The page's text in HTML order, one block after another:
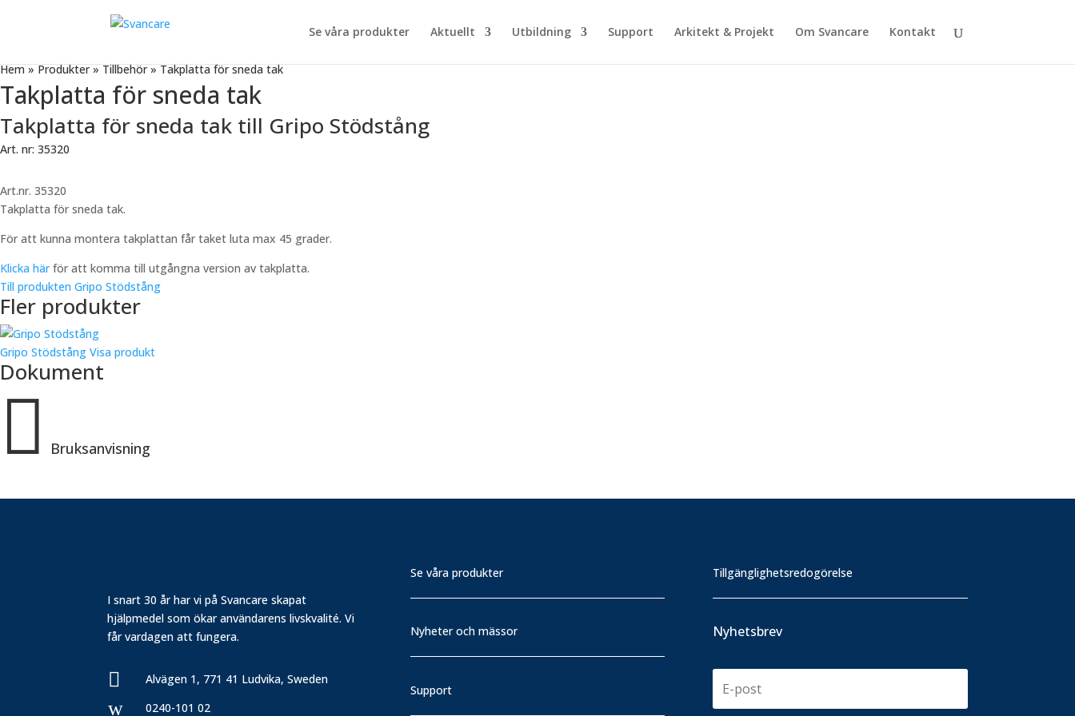
Se våra produkter Aktuellt Utbildning Support Arkitekt & Projekt Om Svancare Kontakt
Hem»Produkter»Tillbehör»Takplatta för sneda tak
Takplatta för sneda tak
Takplatta för sneda tak till Gripo Stödstång
Art. nr: 35320
Art.nr. 35320
Takplatta för sneda tak.
För att kunna montera takplattan får taket luta max 45 grader.
Klicka härför att komma till utgångna version av takplatta.
Till produkten Gripo Stödstång
Fler produkter
Gripo Stödstång Visa produkt
Dokument
 Bruksanvisning
I snart 30 år har vi på Svancare skapat
hjälpmedel som ökar användarens livskvalité. Vi
får vardagen att fungera.
 Alvägen 1, 771 41 Ludvika, Sweden
w 0240-101 02
Se våra produkter
Nyheter och mässor
Support
Tillgänglighetsredogörelse
Nyhetsbrev